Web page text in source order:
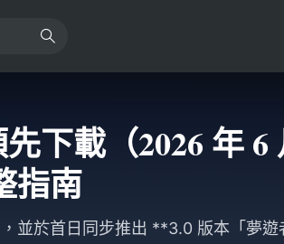
下載（2026 年 6
指南
並於首日同步推出 **3.0 版本「夢遊